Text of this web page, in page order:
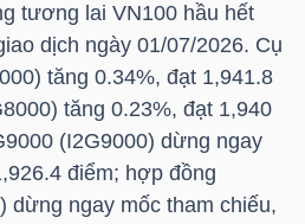
tương lai VN100 hầu hết
dịch ngày 01/07/2026. Cụ
tăng 0.34%, đạt 1,941.8
tăng 0.23%, đạt 1,940
(I2G9000) dừng ngay
điểm; hợp đồng
dừng ngay mốc tham chiếu,